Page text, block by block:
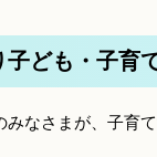
ども・子育
みなさまが、子育